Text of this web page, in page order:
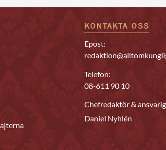
KONTAKTA OSS
Epost:
Telefon:
08-611 90 10
Chefredaktör &
Daniel Nyhlén